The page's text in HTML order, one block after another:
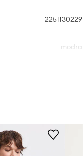
2251130229
modra